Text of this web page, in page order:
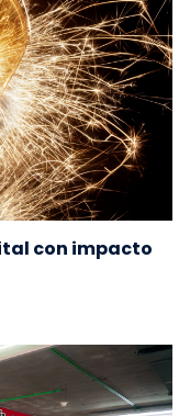
con impacto